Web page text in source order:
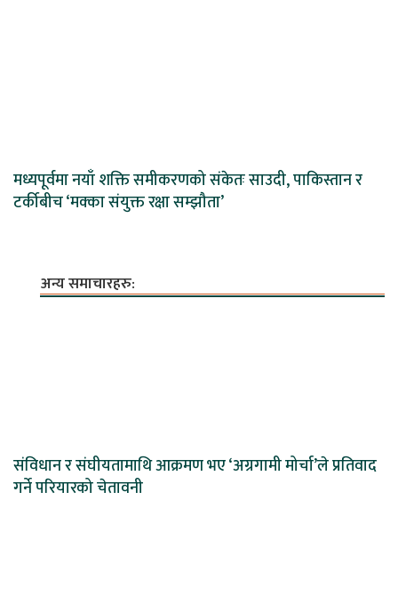
मध्यपूर्वमा नयाँ शक्ति समीकरणको संकेतः साउदी, पाकिस्तान र
टर्कीबीच ‘मक्का संयुक्त रक्षा सम्झौता’
अन्य समाचारहरु:
संविधान र संघीयतामाथि आक्रमण भए ‘अग्रगामी मोर्चा’ले प्रतिवाद
गर्ने परियारको चेतावनी